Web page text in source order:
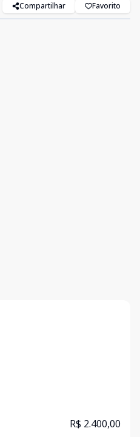
Compartilhar Favorito
R$ 2.400,00